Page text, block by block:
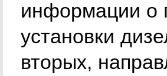
информации о
установки
вторых,